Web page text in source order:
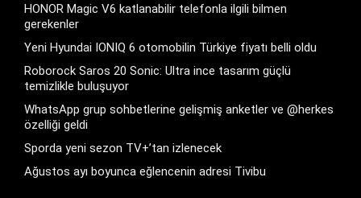
HONOR Magic V6 katlanabilir telefonla ilgili bilmen
gerekenler
Yeni Hyundai IONIQ 6 otomobilin Türkiye fiyatı belli oldu
Roborock Saros 20 Sonic: Ultra ince tasarım güçlü
temizlikle buluşuyor
WhatsApp grup sohbetlerine gelişmiş anketler ve @herkes
özelliği geldi
Sporda yeni sezon TV+’tan izlenecek
Ağustos ayı boyunca eğlencenin adresi Tivibu